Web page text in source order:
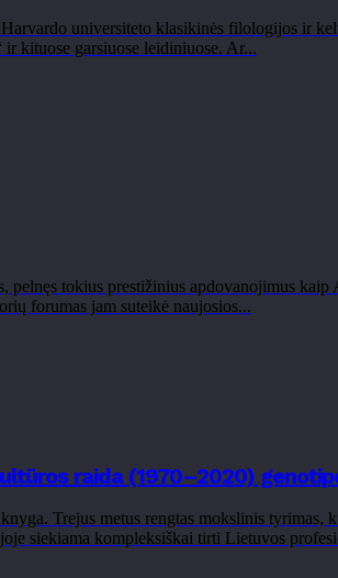
universiteto klasikinės filologijos ir
kituose garsiuose leidiniuose. Ar...
pelnęs tokius prestižinius apdovanojimus
forumas jam suteikė naujosios...
raida (1970–2020)
Trejus metus rengtas mokslinis tyrimas,
siekiama kompleksiškai tirti Lietuvos